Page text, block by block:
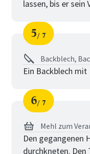
lassen, bis er
Schritt
5
von
7
Backblech,
Ein Backblech
Schritt
6
von
7
Mehl zum
Den gegangenen
durchkneten.